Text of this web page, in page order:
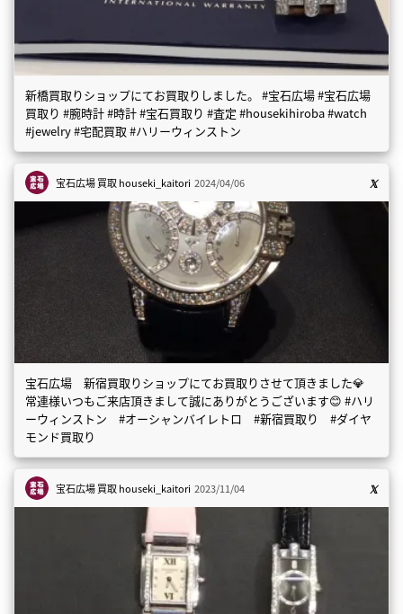
新橋買取りショップにてお買取りしました。 #宝石広場 #宝石広場
買取り #腕時計 #時計 #宝石買取り #査定 #housekihiroba #watch
#jewelry #宅配買取 #ハリーウィンストン
宝石広場 買取houseki_kaitori 2024/04/06
宝石広場 新宿買取りショップにてお買取りさせて頂きました💎
常連様いつもご来店頂きまして誠にありがとうございます😊 #ハリ
ーウィンストン #オーシャンバイレトロ #新宿買取り #ダイヤ
モンド買取り
宝石広場 買取houseki_kaitori 2023/11/04